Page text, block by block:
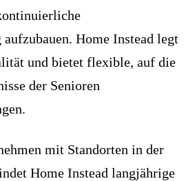
Home Instead legt
und bietet flexible, auf die
der Senioren
mit Standorten in der
Home Instead langjährige